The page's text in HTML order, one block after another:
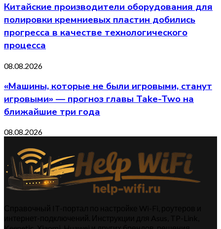
Китайские производители оборудования для
полировки кремниевых пластин добились
прогресса в качестве технологического
процесса
08.08.2026
«Машины, которые не были игровыми, станут
игровыми» — прогноз главы Take-Two на
ближайшие три года
08.08.2026